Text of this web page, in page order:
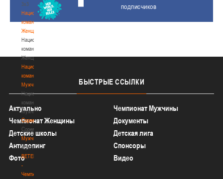
3х3
Национальная
команда.
Женщины
Национальная
команда.
Женщины
Национальная
команда.
Мужчины
Национальная
команда.
Мужчины
Соревнования
Соревнования
Мужчины
Мужчины
BETERA
-
Чемпионат
подписчиков
БЫСТРЫЕ ССЫЛКИ
Актуально
Чемпионат Мужчины
Чемпионат Женщины
Документы
Детские школы
Детская лига
Антидопинг
Спонсоры
Фото
Видео